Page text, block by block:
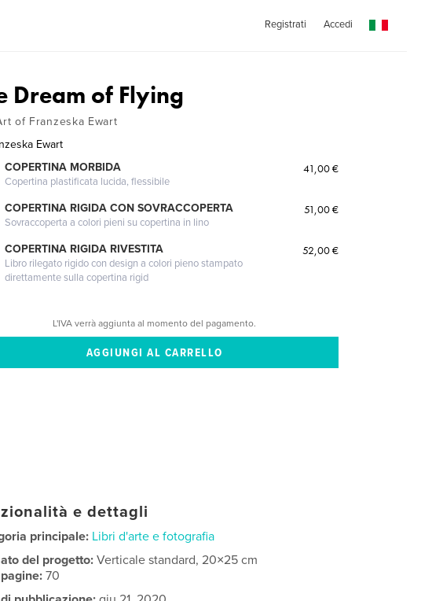
Registrati Accedi
Dream of Flying
of Franzeska Ewart
Ewart
COPERTINA MORBIDA
Copertina plastificata lucida, flessibile
41,00 €
COPERTINA RIGIDA CON SOVRACCOPERTA
Sovraccoperta a colori pieni su copertina in lino
51,00 €
COPERTINA RIGIDA RIVESTITA
Libro rilegato rigido con design a colori pieno stampato
direttamente sulla copertina rigid
52,00 €
L'IVA verrà aggiunta al momento del pagamento.
e dettagli
principale: Libri d'arte e fotografia
del progetto:Verticale standard, 20×25 cm
pagine:70